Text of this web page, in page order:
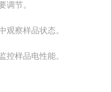
调节。
观察样品状态。
控样品电性能。